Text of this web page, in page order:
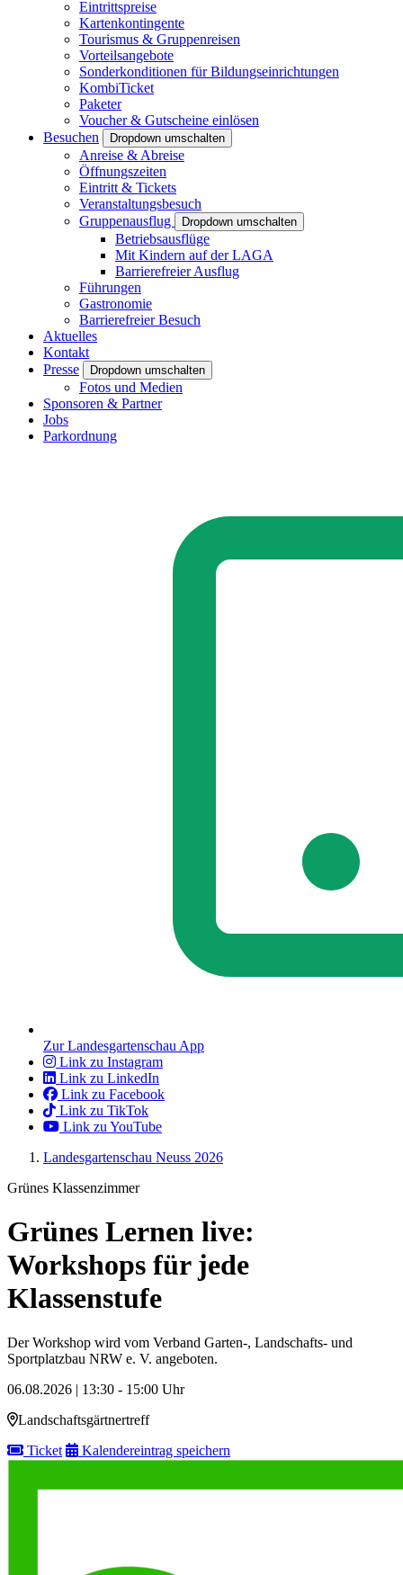
Eintrittspreise
Kartenkontingente
Tourismus & Gruppenreisen
Vorteilsangebote
Sonderkonditionen für Bildungseinrichtungen
KombiTicket
Paketer
Voucher & Gutscheine einlösen
Besuchen
Dropdown umschalten
Anreise & Abreise
Öffnungszeiten
Eintritt & Tickets
Veranstaltungsbesuch
Gruppenausflug
Dropdown umschalten
Betriebsausflüge
Mit Kindern auf der LAGA
Barrierefreier Ausflug
Führungen
Gastronomie
Barrierefreier Besuch
Aktuelles
Kontakt
Presse
Dropdown umschalten
Fotos und Medien
Sponsoren & Partner
Jobs
Parkordnung
Zur Landesgartenschau App
Link zu Instagram
Link zu LinkedIn
Link zu Facebook
Link zu TikTok
Link zu YouTube
Landesgartenschau Neuss 2026
Grünes Klassenzimmer
Grünes Lernen live:
Workshops für jede
Klassenstufe
Der Workshop wird vom Verband Garten-, Landschafts- und
Sportplatzbau NRW e. V. angeboten.
06.08.2026 | 13:30 - 15:00 Uhr
Landschaftsgärtnertreff
Ticket
Kalendereintrag speichern